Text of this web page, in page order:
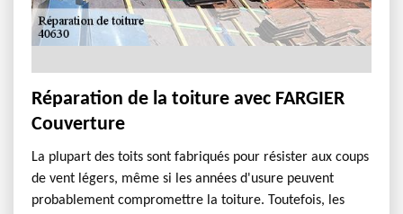
Réparation de la toiture avec FARGIER
Couverture
La plupart des toits sont fabriqués pour résister aux coups
de vent légers, même si les années d'usure peuvent
probablement compromettre la toiture. Toutefois, les